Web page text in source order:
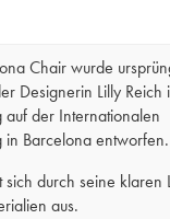
Chair wurde
Designerin Lilly
auf der Internationalen
in Barcelona entworfen.
sich durch seine klaren
aus.